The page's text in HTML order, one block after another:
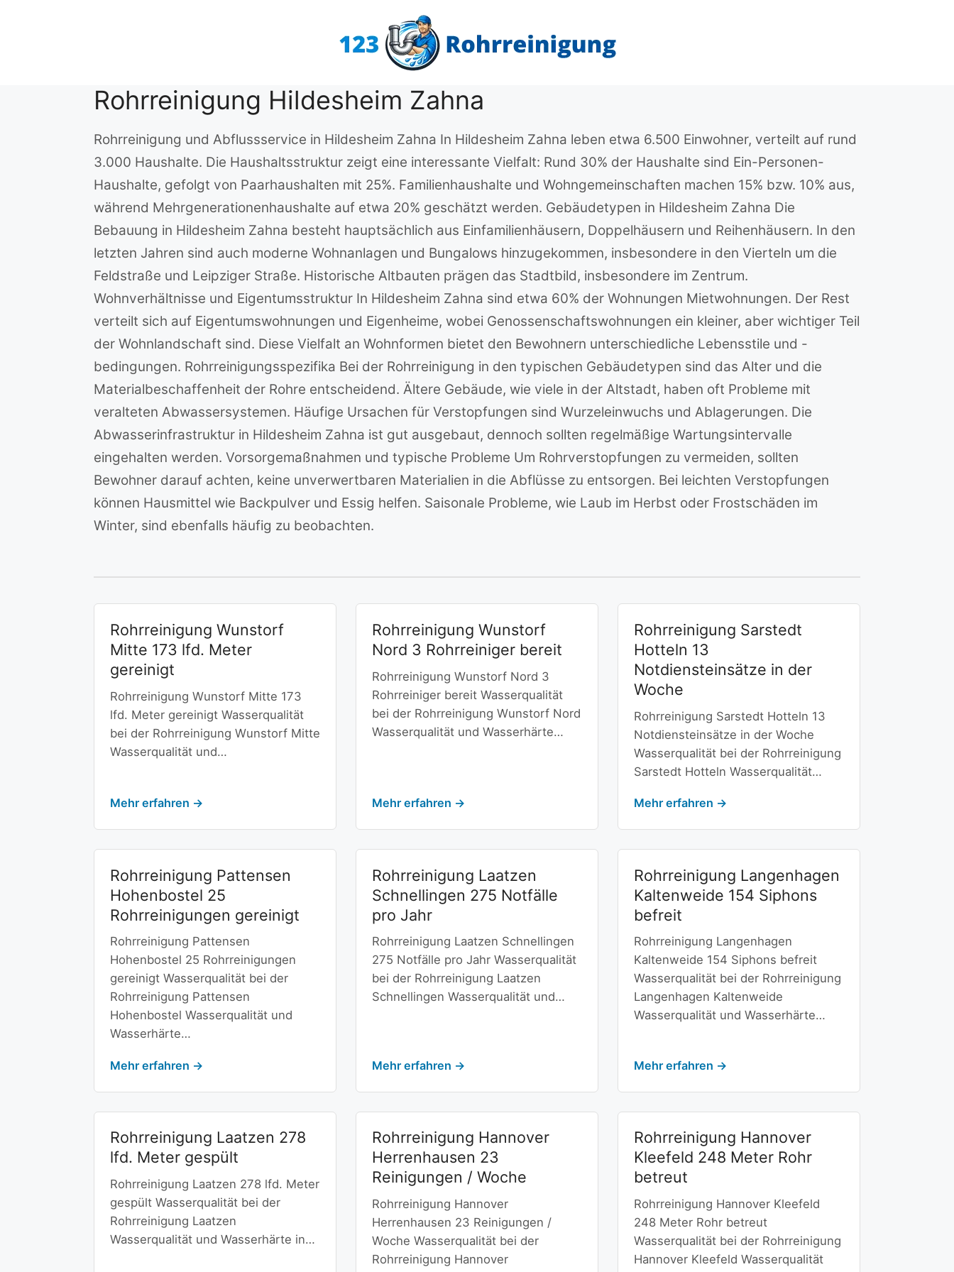
Rohrreinigung Hildesheim Zahna
Rohrreinigung und Abflussservice in Hildesheim Zahna In Hildesheim Zahna leben etwa 6.500 Einwohner, verteilt auf rund
3.000 Haushalte. Die Haushaltsstruktur zeigt eine interessante Vielfalt: Rund 30% der Haushalte sind Ein-Personen-
Haushalte, gefolgt von Paarhaushalten mit 25%. Familienhaushalte und Wohngemeinschaften machen 15% bzw. 10% aus,
während Mehrgenerationenhaushalte auf etwa 20% geschätzt werden. Gebäudetypen in Hildesheim Zahna Die
Bebauung in Hildesheim Zahna besteht hauptsächlich aus Einfamilienhäusern, Doppelhäusern und Reihenhäusern. In den
letzten Jahren sind auch moderne Wohnanlagen und Bungalows hinzugekommen, insbesondere in den Vierteln um die
Feldstraße und Leipziger Straße. Historische Altbauten prägen das Stadtbild, insbesondere im Zentrum.
Wohnverhältnisse und Eigentumsstruktur In Hildesheim Zahna sind etwa 60% der Wohnungen Mietwohnungen. Der Rest
verteilt sich auf Eigentumswohnungen und Eigenheime, wobei Genossenschaftswohnungen ein kleiner, aber wichtiger Teil
der Wohnlandschaft sind. Diese Vielfalt an Wohnformen bietet den Bewohnern unterschiedliche Lebensstile und -
bedingungen. Rohrreinigungsspezifika Bei der Rohrreinigung in den typischen Gebäudetypen sind das Alter und die
Materialbeschaffenheit der Rohre entscheidend. Ältere Gebäude, wie viele in der Altstadt, haben oft Probleme mit
veralteten Abwassersystemen. Häufige Ursachen für Verstopfungen sind Wurzeleinwuchs und Ablagerungen. Die
Abwasserinfrastruktur in Hildesheim Zahna ist gut ausgebaut, dennoch sollten regelmäßige Wartungsintervalle
eingehalten werden. Vorsorgemaßnahmen und typische Probleme Um Rohrverstopfungen zu vermeiden, sollten
Bewohner darauf achten, keine unverwertbaren Materialien in die Abflüsse zu entsorgen. Bei leichten Verstopfungen
können Hausmittel wie Backpulver und Essig helfen. Saisonale Probleme, wie Laub im Herbst oder Frostschäden im
Winter, sind ebenfalls häufig zu beobachten.
Rohrreinigung Wunstorf
Mitte 173 lfd. Meter
gereinigt
Rohrreinigung Wunstorf Mitte 173
lfd. Meter gereinigt Wasserqualität
bei der Rohrreinigung Wunstorf Mitte
Wasserqualität und…
Mehr erfahren →
Rohrreinigung Wunstorf
Nord 3 Rohrreiniger bereit
Rohrreinigung Wunstorf Nord 3
Rohrreiniger bereit Wasserqualität
bei der Rohrreinigung Wunstorf Nord
Wasserqualität und Wasserhärte…
Mehr erfahren →
Rohrreinigung Sarstedt
Hotteln 13
Notdiensteinsätze in der
Woche
Rohrreinigung Sarstedt Hotteln 13
Notdiensteinsätze in der Woche
Wasserqualität bei der Rohrreinigung
Sarstedt Hotteln Wasserqualität…
Mehr erfahren →
Rohrreinigung Pattensen
Hohenbostel 25
Rohrreinigungen gereinigt
Rohrreinigung Pattensen
Hohenbostel 25 Rohrreinigungen
gereinigt Wasserqualität bei der
Rohrreinigung Pattensen
Hohenbostel Wasserqualität und
Wasserhärte…
Mehr erfahren →
Rohrreinigung Laatzen
Schnellingen 275 Notfälle
pro Jahr
Rohrreinigung Laatzen Schnellingen
275 Notfälle pro Jahr Wasserqualität
bei der Rohrreinigung Laatzen
Schnellingen Wasserqualität und…
Mehr erfahren →
Rohrreinigung Langenhagen
Kaltenweide 154 Siphons
befreit
Rohrreinigung Langenhagen
Kaltenweide 154 Siphons befreit
Wasserqualität bei der Rohrreinigung
Langenhagen Kaltenweide
Wasserqualität und Wasserhärte…
Mehr erfahren →
Rohrreinigung Laatzen 278
lfd. Meter gespült
Rohrreinigung Laatzen 278 lfd. Meter
gespült Wasserqualität bei der
Rohrreinigung Laatzen
Wasserqualität und Wasserhärte in…
Rohrreinigung Hannover
Herrenhausen 23
Reinigungen / Woche
Rohrreinigung Hannover
Herrenhausen 23 Reinigungen /
Woche Wasserqualität bei der
Rohrreinigung Hannover
Rohrreinigung Hannover
Kleefeld 248 Meter Rohr
betreut
Rohrreinigung Hannover Kleefeld
248 Meter Rohr betreut
Wasserqualität bei der Rohrreinigung
Hannover Kleefeld Wasserqualität